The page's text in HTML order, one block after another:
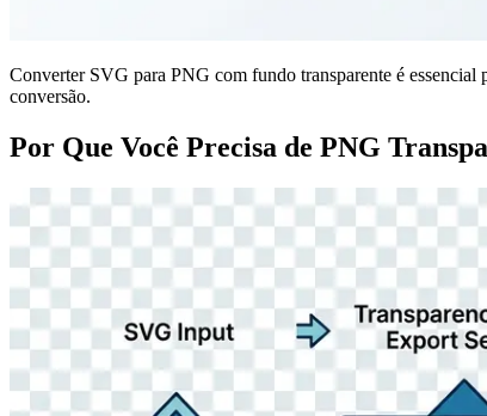
Converter SVG para PNG com fundo transparente é essencial
conversão.
Por Que Você Precisa de PNG